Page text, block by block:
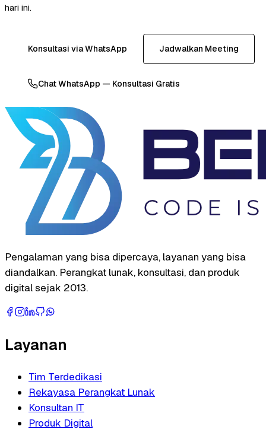
hari ini.
Konsultasi via WhatsApp Jadwalkan Meeting
Chat WhatsApp — Konsultasi Gratis
Pengalaman yang bisa dipercaya, layanan yang bisa
diandalkan. Perangkat lunak, konsultasi, dan produk
digital sejak 2013.
Layanan
Tim Terdedikasi
Rekayasa Perangkat Lunak
Konsultan IT
Produk Digital